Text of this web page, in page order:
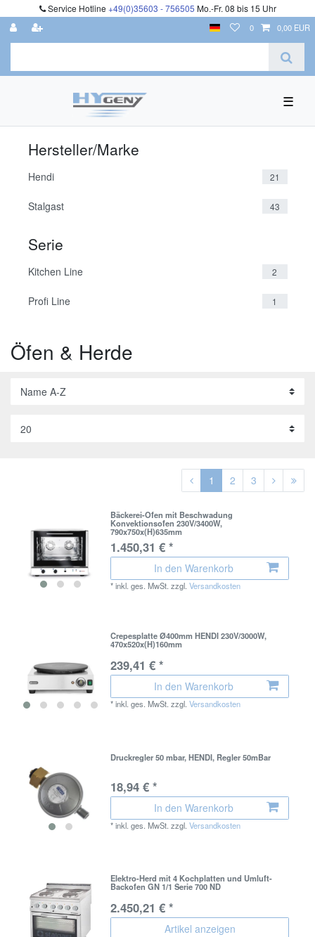
Service Hotline +49(0)35603 - 756505 Mo.-Fr. 08 bis 15 Uhr
0 0,00 EUR
☰
Hersteller/Marke
Hendi 21
Stalgast 43
Serie
Kitchen Line 2
Profi Line 1
Öfen & Herde
1 2 3
Bäckerei-Ofen mit Beschwadung
Konvektionsofen 230V/3400W,
790x750x(H)635mm
1.450,31 € *
In den Warenkorb
*inkl. ges. MwSt. zzgl.Versandkosten
Crepesplatte Ø400mm HENDI 230V/3000W,
470x520x(H)160mm
239,41 € *
In den Warenkorb
*inkl. ges. MwSt. zzgl.Versandkosten
Druckregler 50 mbar, HENDI, Regler 50mBar
18,94 € *
In den Warenkorb
*inkl. ges. MwSt. zzgl.Versandkosten
Elektro-Herd mit 4 Kochplatten und Umluft-
Backofen GN 1/1 Serie 700 ND
2.450,21 € *
Artikel anzeigen